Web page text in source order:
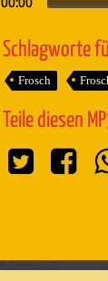
Schlagworte
Frosch
Teile diesen